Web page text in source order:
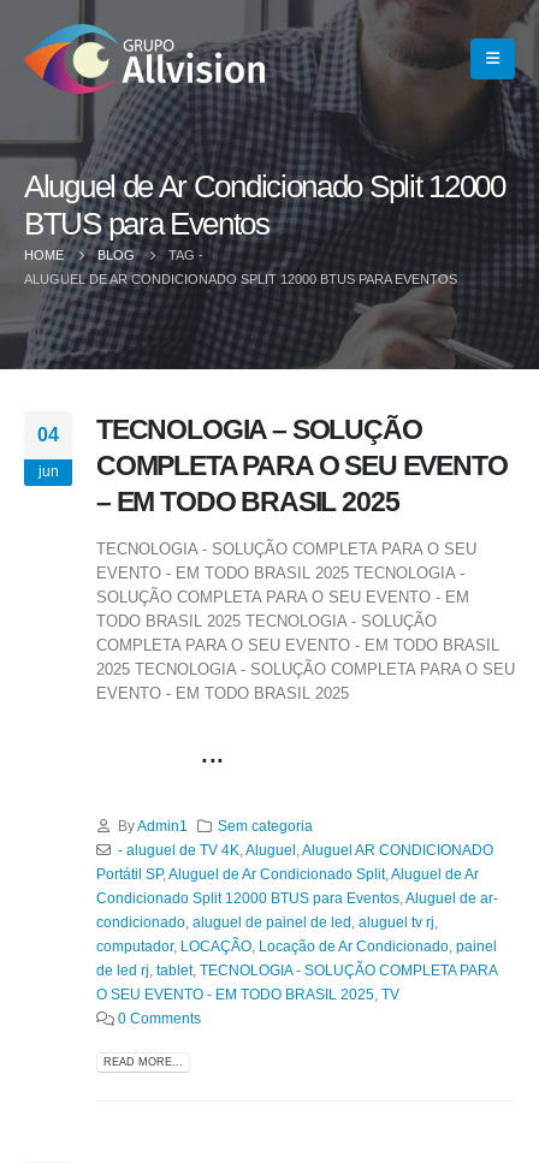
Aluguel de Ar Condicionado Split 12000
BTUS para Eventos
HOME BLOG
TAG -
ALUGUEL DE AR CONDICIONADO SPLIT 12000 BTUS PARA EVENTOS
04
jun
TECNOLOGIA – SOLUÇÃO
COMPLETA PARA O SEU EVENTO
– EM TODO BRASIL 2025
TECNOLOGIA - SOLUÇÃO COMPLETA PARA O SEU
EVENTO - EM TODO BRASIL 2025 TECNOLOGIA -
SOLUÇÃO COMPLETA PARA O SEU EVENTO - EM
TODO BRASIL 2025 TECNOLOGIA - SOLUÇÃO
COMPLETA PARA O SEU EVENTO - EM TODO BRASIL
2025 TECNOLOGIA - SOLUÇÃO COMPLETA PARA O SEU
EVENTO - EM TODO BRASIL 2025
...
ByAdmin1
Sem categoria
- aluguel de TV 4K Aluguel
Aluguel AR CONDICIONADO
Portátil SP, Aluguel de Ar Condicionado Split, Aluguel de Ar
Condicionado Split 12000 BTUS para Eventos Aluguel de ar-
condicionado aluguel de painel de led aluguel tv rj
computador, LOCAÇÃO Locação de Ar Condicionado painel
de led rj tablet, TECNOLOGIA - SOLUÇÃO COMPLETA PARA
O SEU EVENTO - EM TODO BRASIL 2025 TV
0 Comments
READ MORE...